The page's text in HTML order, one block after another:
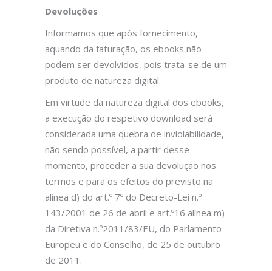
Devoluções
Informamos que após fornecimento,
aquando da faturação, os ebooks não
podem ser devolvidos, pois trata-se de um
produto de natureza digital.
Em virtude da natureza digital dos ebooks,
a execução do respetivo download será
considerada uma quebra de inviolabilidade,
não sendo possível, a partir desse
momento, proceder a sua devolução nos
termos e para os efeitos do previsto na
alínea d) do art.º 7º do Decreto-Lei n.º
143/2001 de 26 de abril e art.º16 alínea m)
da Diretiva n.º2011/83/EU, do Parlamento
Europeu e do Conselho, de 25 de outubro
de 2011.